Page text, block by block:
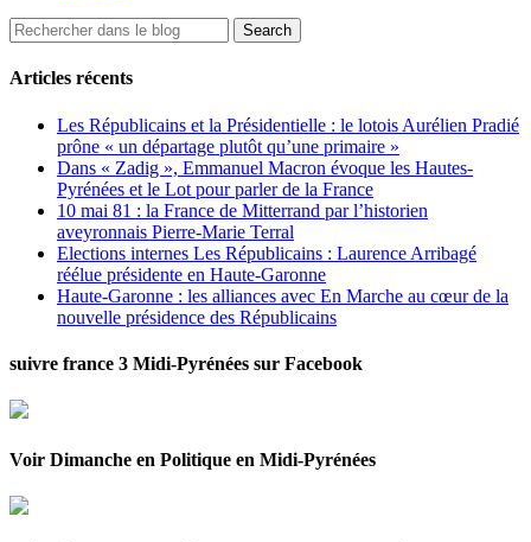
Articles récents
Les Républicains et la Présidentielle : le lotois Aurélien Pradié
prône « un départage plutôt qu’une primaire »
Dans « Zadig », Emmanuel Macron évoque les Hautes-
Pyrénées et le Lot pour parler de la France
10 mai 81 : la France de Mitterrand par l’historien
aveyronnais Pierre-Marie Terral
Elections internes Les Républicains : Laurence Arribagé
réélue présidente en Haute-Garonne
Haute-Garonne : les alliances avec En Marche au cœur de la
nouvelle présidence des Républicains
suivre france 3 Midi-Pyrénées sur Facebook
Voir Dimanche en Politique en Midi-Pyrénées